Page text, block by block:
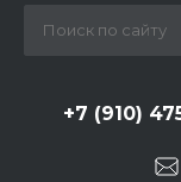
+7 (910)